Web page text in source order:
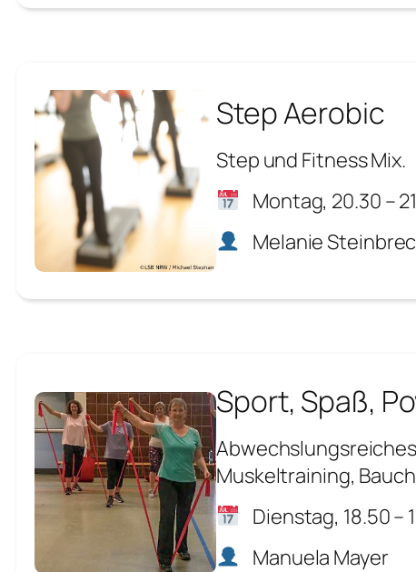
Step Aerobic
Step und Fitness Mix.
Montag, 20.30 –
Melanie
Sport, Spaß,
Muskeltraining,
Dienstag, 18.50 –
Manuela Mayer